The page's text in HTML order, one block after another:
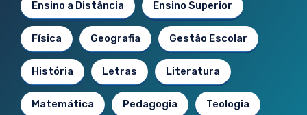
Ensino a Distância Ensino Superior
Física Geografia Gestão Escolar
História Letras Literatura
Matemática Pedagogia Teologia